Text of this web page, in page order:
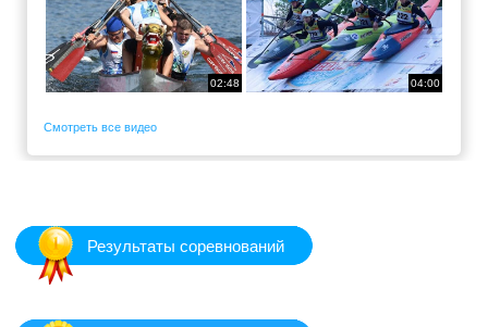
02:48 04:00
Смотреть все видео
Результаты соревнований